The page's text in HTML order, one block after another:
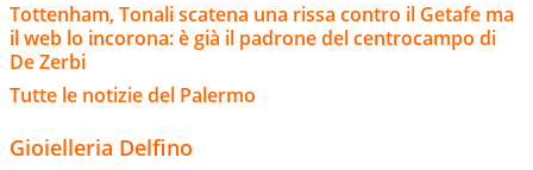
Tottenham, Tonali scatena una rissa contro il Getafe ma
il web lo incorona: è già il padrone del centrocampo di
De Zerbi
Tutte le notizie del Palermo
Gioielleria Delfino